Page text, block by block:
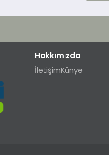
Hakkımızda
İletişimKünye